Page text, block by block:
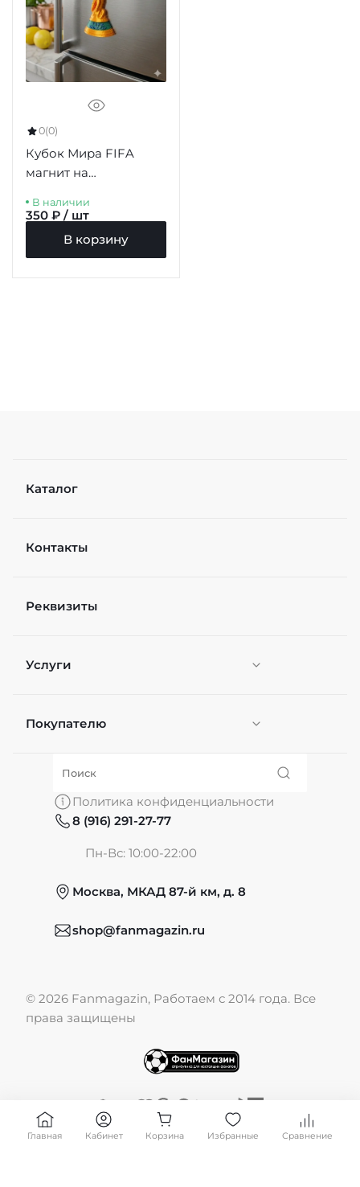
0(0)
Кубок Мира FIFA
магнит на
В наличии
350 ₽ / шт
В корзину
Каталог
Контакты
Реквизиты
Услуги
Персонификация
Покупателю
О нас
Обмен и возврат
Публичная оферта
Политика конфиденциальности
8 (916) 291-27-77
Пн-Вс: 10:00-22:00
Москва, МКАД 87-й км, д. 8
shop@fanmagazin.ru
© 2026 Fanmagazin, Работаем с 2014 года. Все
права защищены
Главная Кабинет Корзина Избранные Сравнение